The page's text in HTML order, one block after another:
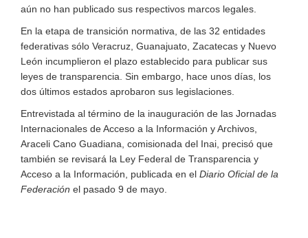
aún no han publicado sus respectivos marcos legales.
En la etapa de transición normativa, de las 32 entidades
federativas sólo Veracruz, Guanajuato, Zacatecas y Nuevo
León incumplieron el plazo establecido para publicar sus
leyes de transparencia. Sin embargo, hace unos días, los
dos últimos estados aprobaron sus legislaciones.
Entrevistada al término de la inauguración de las Jornadas
Internacionales de Acceso a la Información y Archivos,
Araceli Cano Guadiana, comisionada del Inai, precisó que
también se revisará la Ley Federal de Transparencia y
Acceso a la Información, publicada en el Diario Oficial de la
Federación el pasado 9 de mayo.